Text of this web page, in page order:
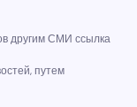
другим СМИ ссылка
путем